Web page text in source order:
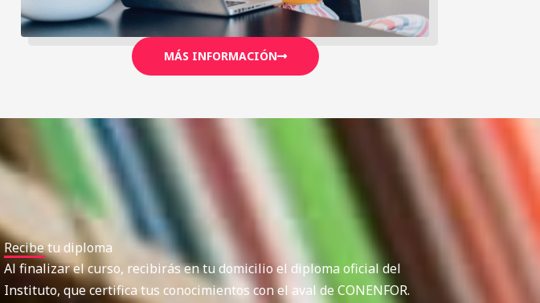
MÁS INFORMACIÓN
Recibe tu diploma
Al finalizar el curso, recibirás en tu domicilio el diploma oficial del
Instituto, que certifica tus conocimientos con el aval de CONENFOR.